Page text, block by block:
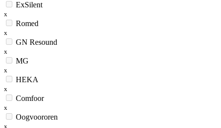
ExSilent
x
Romed
x
GN Resound
x
MG
x
HEKA
x
Comfoor
x
Oogvoororen
x